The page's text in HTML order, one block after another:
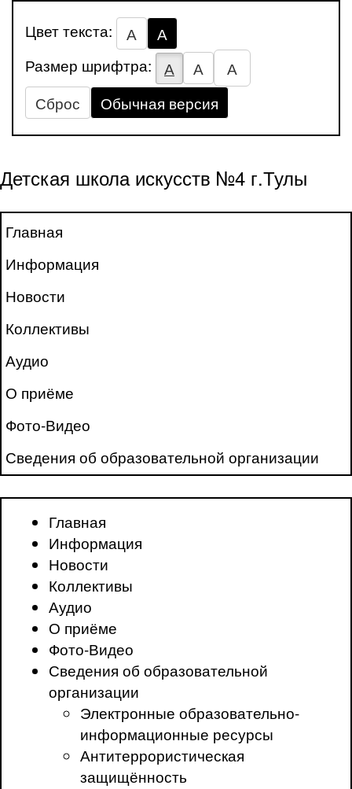
Цвет текста: А
А
Размер шрифтра:
А А
А
Сброс
Обычная версия
Детская школа искусств №4 г.Тулы
Главная
Информация
Новости
Коллективы
Аудио
О приёме
Фото-Видео
Сведения об образовательной организации
Главная
Информация
Новости
Коллективы
Аудио
О приёме
Фото-Видео
Сведения об образовательной
организации
Электронные образовательно-
информационные ресурсы
Антитеррористическая
защищённость